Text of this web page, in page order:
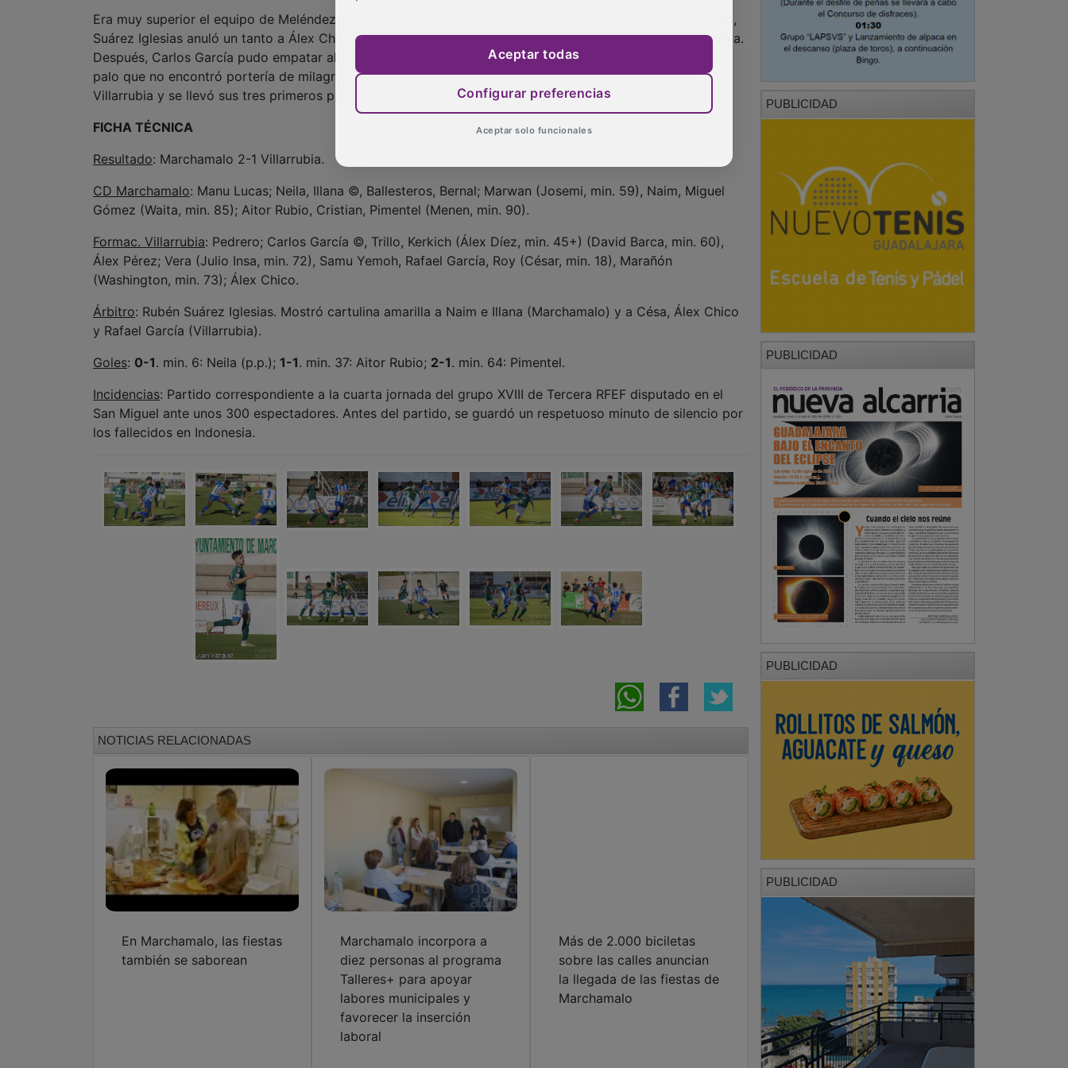
Era muy superior el equipo de Meléndez, pero el Villarrubia aún no había dicho su última palabra. Primero,
Suárez Iglesias anuló un tanto a Álex Chico en una acción muy protestada por los futbolistas del Villarrubia.
Después, Carlos García pudo empatar al borde del descuento con un disparo a bocajarro en el segundo
palo que no encontró portería de milagro. Sin embargo, aunque asediado, el Marchamalo tumbó al
Villarrubia y se llevó sus tres primeros puntos.
FICHA TÉCNICA
Resultado: Marchamalo 2-1 Villarrubia.
CD Marchamalo: Manu Lucas; Neila, Illana ©, Ballesteros, Bernal; Marwan (Josemi, min. 59), Naim, Miguel
Gómez (Waita, min. 85); Aitor Rubio, Cristian, Pimentel (Menen, min. 90).
Formac. Villarrubia: Pedrero; Carlos García ©, Trillo, Kerkich (Álex Díez, min. 45+) (David Barca, min. 60),
Álex Pérez; Vera (Julio Insa, min. 72), Samu Yemoh, Rafael García, Roy (César, min. 18), Marañón
(Washington, min. 73); Álex Chico.
Árbitro: Rubén Suárez Iglesias. Mostró cartulina amarilla a Naim e Illana (Marchamalo) y a Césa, Álex Chico
y Rafael García (Villarrubia).
Goles: 0-1. min. 6: Neila (p.p.); 1-1. min. 37: Aitor Rubio; 2-1. min. 64: Pimentel.
Incidencias: Partido correspondiente a la cuarta jornada del grupo XVIII de Tercera RFEF disputado en el
San Miguel ante unos 300 espectadores. Antes del partido, se guardó un respetuoso minuto de silencio por
los fallecidos en Indonesia.
NOTICIAS RELACIONADAS
En Marchamalo, las fiestas
también se saborean
Marchamalo incorpora a
diez personas al programa
Talleres+ para apoyar
labores municipales y
favorecer la inserción
laboral
Más de 2.000 biciletas
sobre las calles anuncian
la llegada de las fiestas de
Marchamalo
PUBLICIDAD
PUBLICIDAD
PUBLICIDAD
PUBLICIDAD
Aceptar todas
Configurar preferencias
Aceptar solo funcionales